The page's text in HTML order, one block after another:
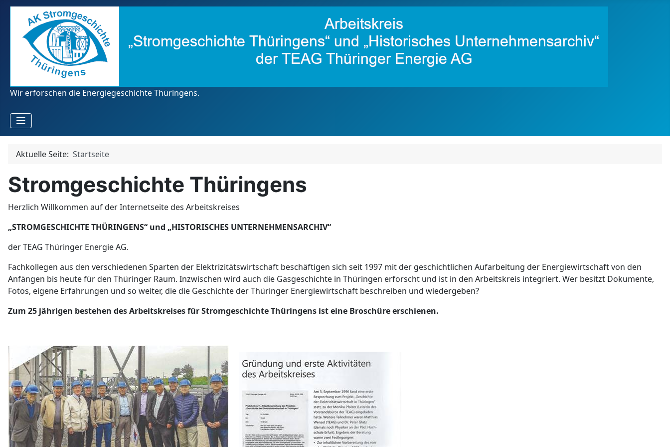
Wir erforschen die Energiegeschichte Thüringens.
Aktuelle Seite: Startseite
Stromgeschichte Thüringens
Herzlich Willkommen auf der Internetseite des Arbeitskreises
„STROMGESCHICHTE THÜRINGENS“ und „HISTORISCHES UNTERNEHMENSARCHIV“
der TEAG Thüringer Energie AG.
Fachkollegen aus den verschiedenen Sparten der Elektrizitätswirtschaft beschäftigen sich seit 1997 mit der geschichtlichen Aufarbeitung der Energiewirtschaft von den
Anfängen bis heute für den Thüringer Raum. Inzwischen wird auch die Gasgeschichte in Thüringen erforscht und ist in den Arbeitskreis integriert. Wer besitzt Dokumente,
Fotos, eigene Erfahrungen und so weiter, die die Geschichte der Thüringer Energiewirtschaft beschreiben und wiedergeben?
Zum 25 jährigen bestehen des Arbeitskreises für Stromgeschichte Thüringens ist eine Broschüre erschienen.